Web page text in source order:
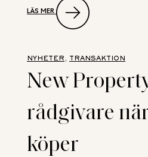
LÄS MER
PUUILO
BUTIK
SVERIGE
I
I
BÖRJAN
NYHETER , TRANSAKTION
New
rådgivare
köper